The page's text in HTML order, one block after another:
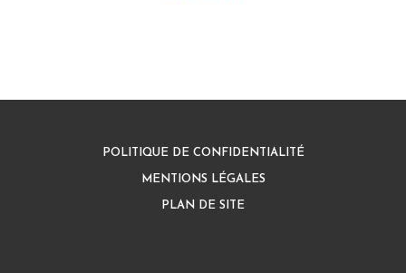
POLITIQUE DE CONFIDENTIALITÉ
MENTIONS LÉGALES
PLAN DE SITE